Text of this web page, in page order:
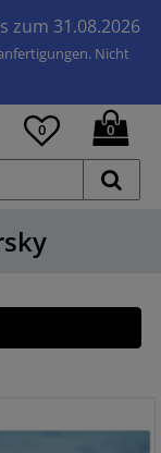
zum 31.08.2026
Nicht
0 0